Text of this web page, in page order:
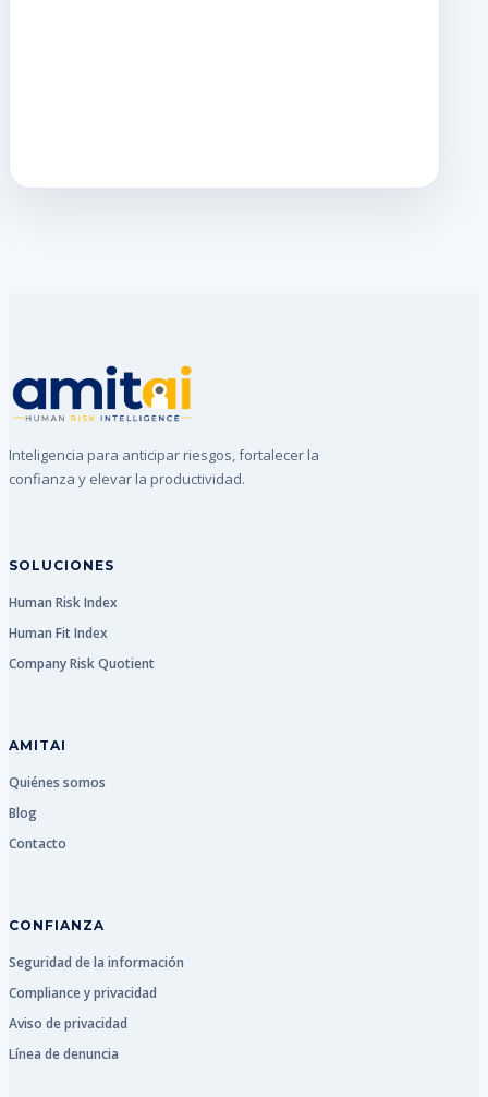
Inteligencia para anticipar riesgos, fortalecer la
confianza y elevar la productividad.
SOLUCIONES
Human Risk Index
Human Fit Index
Company Risk Quotient
AMITAI
Quiénes somos
Blog
Contacto
CONFIANZA
Seguridad de la información
Compliance y privacidad
Aviso de privacidad
Línea de denuncia